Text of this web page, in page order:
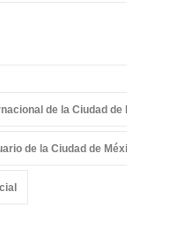
de la Ciudad de México
de la Ciudad de México S.A. de